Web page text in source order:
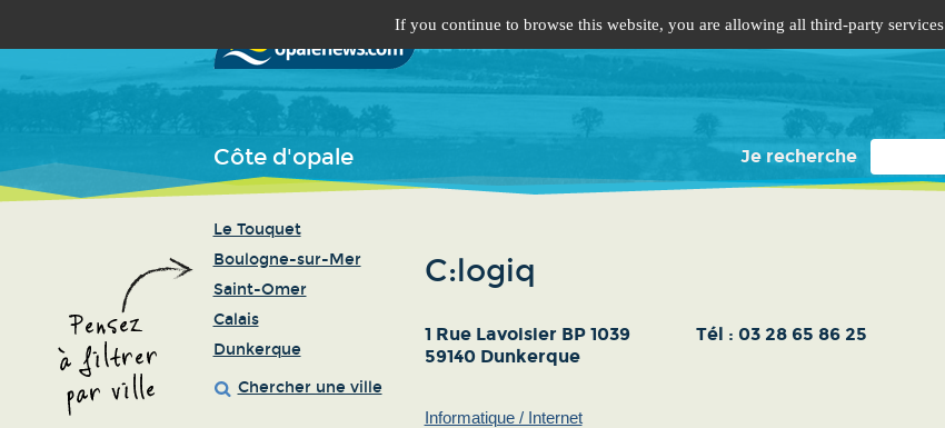
Côte d'opale Je recherche
Le Touquet
Boulogne-sur-Mer
Saint-Omer
Calais
Dunkerque
Chercher une ville
C:logiq
1 Rue Lavoisier BP 1039
59140 Dunkerque
Tél : 03 28 65 86 25
Informatique / Internet
If you continue to browse this website, you are allowing all third-party services